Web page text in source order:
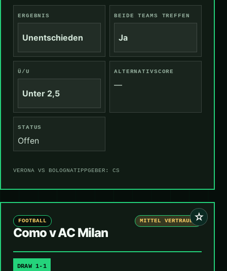
ERGEBNIS
Unentschieden
BEIDE TEAMS TREFFEN
Ja
Ü/U
Unter 2,5
ALTERNATIVSCORE
—
STATUS
Offen
VERONA VS BOLOGNATIPPGEBER: CS
☆
FOOTBALL MITTEL VERTRAUEN
Como v AC Milan
DRAW 1-1